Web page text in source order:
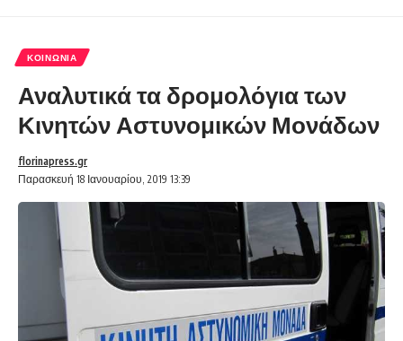
ΚΟΙΝΩΝΊΑ
Αναλυτικά τα δρομολόγια των
Κινητών Αστυνομικών Μονάδων
Παρασκευή 18 Ιανουαρίου, 2019 13:39
florinapress.gr